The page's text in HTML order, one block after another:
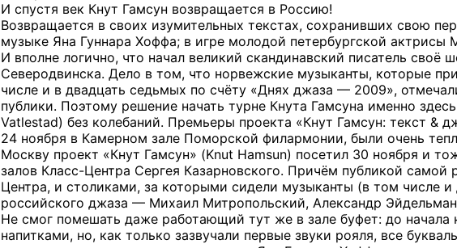
И спустя век Кнут Гамсун возвращается в Россию!
Возвращается в своих изумительных текстах, сохранивших свою
музыке Яна Гуннара Хоффа; в игре молодой петербургской
И вполне логично, что начал великий скандинавский писатель своё
Северодвинска. Дело в том, что норвежские музыканты, которые
числе и в двадцать седьмых по счёту «Днях джаза — 2009»,
публики. Поэтому решение начать турне Кнута Гамсуна именно
Vatlestad) без колебаний. Премьеры проекта «Кнут Гамсун: текст &
24 ноября в Камерном зале Поморской филармонии, были очень
Москву проект «Кнут Гамсун» (Knut Hamsun) посетил 30 ноября и
залов Класс-Центра Сергея Казарновского. Причём публикой
Центра, и столиками, за которыми сидели музыканты (в том числе
российского джаза — Михаил Митропольский, Александр
Не смог помешать даже работающий тут же в зале буфет: до
напитками, но, как только зазвучали первые звуки рояля, все